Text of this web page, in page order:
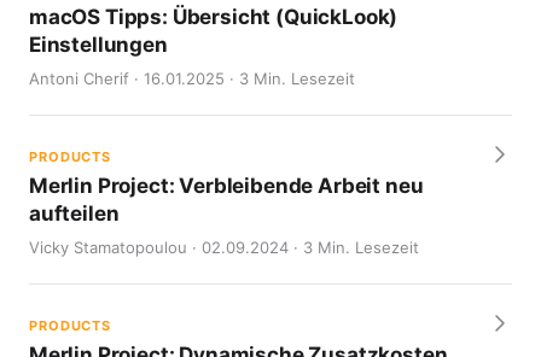
macOS Tipps: Übersicht (QuickLook)
Einstellungen
Antoni Cherif · 16.01.2025 · 3 Min. Lesezeit
PRODUCTS
Merlin Project: Verbleibende Arbeit neu
aufteilen
Vicky Stamatopoulou · 02.09.2024 · 3 Min. Lesezeit
PRODUCTS